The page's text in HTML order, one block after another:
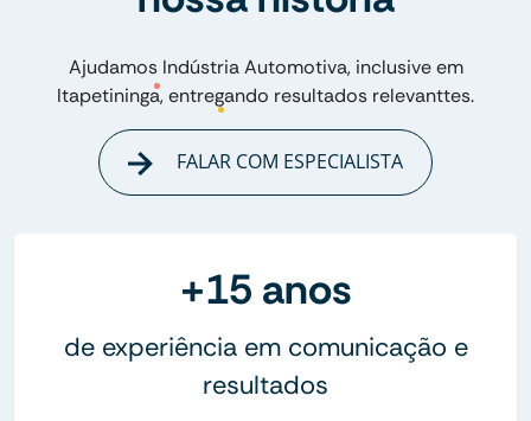
Ajudamos Indústria Automotiva, inclusive em
Itapetininga, entregando resultados relevanttes.
FALAR COM ESPECIALISTA
+15 anos
de experiência em comunicação e
resultados